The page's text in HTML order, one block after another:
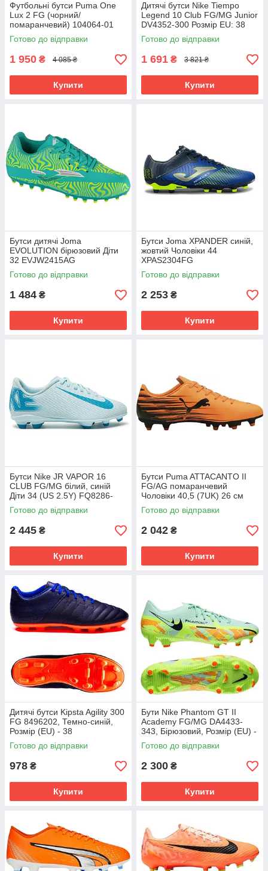
Футбольні бутси Puma One
Lux 2 FG (чорний/
помаранчевий) 104064-01
Розмір EU: 44
Готово до відправки
1 950 ₴ 4 085 ₴
Купити
Дитячі бутси Nike Tiempo
Legend 10 Club FG/MG Junior
DV4352-300 Розмір EU: 38
Готово до відправки
1 691 ₴ 3 821 ₴
Купити
Бутси дитячі Joma
EVOLUTION бірюзовий Діти
32 EVJW2415AG
Готово до відправки
1 484 ₴
Купити
Бутси Joma XPANDER синій,
жовтий Чоловіки 44
XPAS2304FG
Готово до відправки
2 253 ₴
Купити
Бутси Nike JR VAPOR 16
CLUB FG/MG білий, синій
Діти 34 (US 2.5Y) FQ8286-
400
Готово до відправки
2 445 ₴
Купити
Бутси Puma ATTACANTO II
FG/AG помаранчевий
Чоловіки 40,5 (7UK) 26 см
108493-04
Готово до відправки
2 042 ₴
Купити
Дитячі бутси Kipsta Agility 300
FG 8496202, Темно-синій,
Розмір (EU) - 38
Готово до відправки
978 ₴
Купити
Бути Nike Phantom GT II
Academy FG/MG DA4433-
343, Бірюзовий, Розмір (EU) -
45.5
Готово до відправки
2 300 ₴
Купити